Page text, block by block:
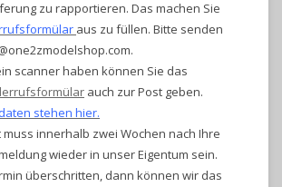
zu rapportieren. Das machen Sie
aus zu füllen. Bitte senden
.
scanner haben können Sie das
auch zur Post geben.
stehen hier.
muss innerhalb zwei Wochen nach Ihre
wieder in unser Eigentum sein.
überschritten, dann können wir das